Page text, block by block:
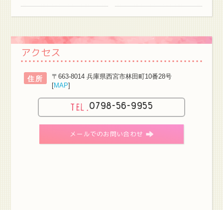
アクセス
住所
〒663-8014 兵庫県西宮市林田町10番28号
[MAP]
0798-56-9955
メールでのお問い合わせ